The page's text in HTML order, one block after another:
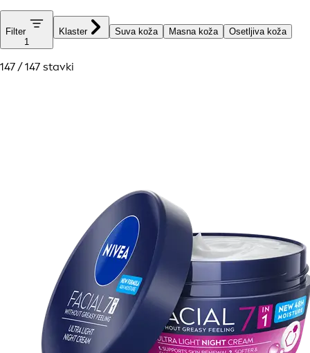
Filter
1
Klaster Suva koža Masna koža Osetljiva koža
147 / 147 stavki